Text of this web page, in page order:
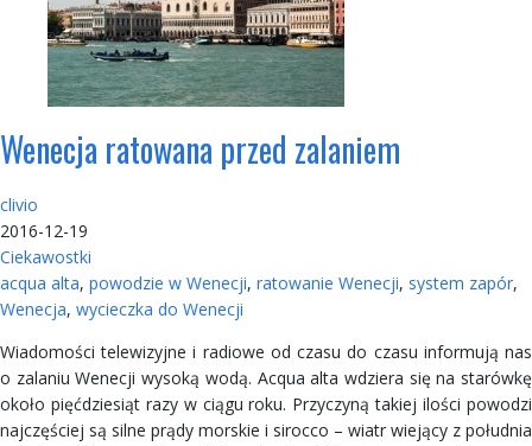
Wenecja ratowana przed zalaniem
clivio
2016-12-19
Ciekawostki
acqua alta, powodzie w Wenecji, ratowanie Wenecji, system zapór,
Wenecja, wycieczka do Wenecji
Wiadomości telewizyjne i radiowe od czasu do czasu informują nas
o zalaniu Wenecji wysoką wodą. Acqua alta wdziera się na starówkę
około pięćdziesiąt razy w ciągu roku. Przyczyną takiej ilości powodzi
najczęściej są silne prądy morskie i sirocco – wiatr wiejący z południa